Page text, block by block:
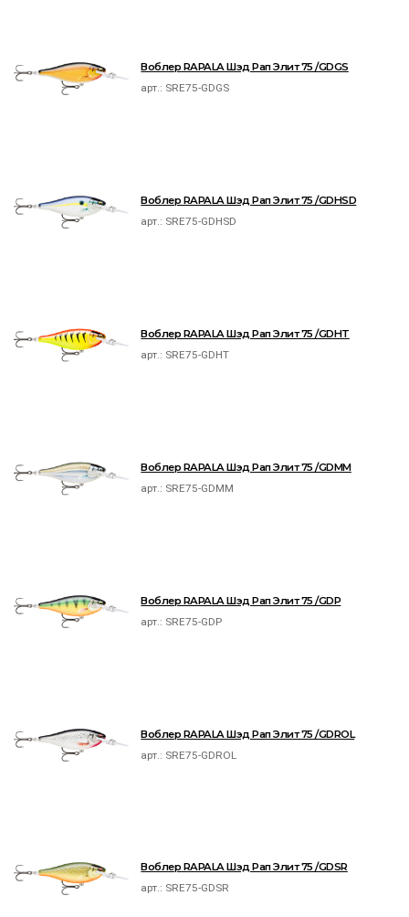
Воблер RAPALA Шэд Рап Элит 75 /GDGS
арт.: SRE75-GDGS
Воблер RAPALA Шэд Рап Элит 75 /GDHSD
арт.: SRE75-GDHSD
Воблер RAPALA Шэд Рап Элит 75 /GDHT
арт.: SRE75-GDHT
Воблер RAPALA Шэд Рап Элит 75 /GDMM
арт.: SRE75-GDMM
Воблер RAPALA Шэд Рап Элит 75 /GDP
арт.: SRE75-GDP
Воблер RAPALA Шэд Рап Элит 75 /GDROL
арт.: SRE75-GDROL
Воблер RAPALA Шэд Рап Элит 75 /GDSR
арт.: SRE75-GDSR